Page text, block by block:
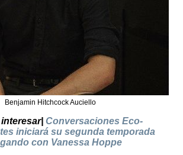
Benjamin Hitchcock Auciello
interesar|Conversaciones Eco-
iniciará su segunda temporada
con Vanessa Hoppe